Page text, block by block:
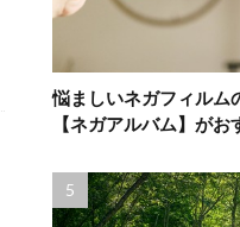
悩ましいネガフィルム
【ネガアルバム】がお